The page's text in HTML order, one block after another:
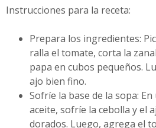
Instrucciones para la receta:
Prepara los ingredientes:
ralla el tomate, corta la
papa en cubos pequeños.
ajo bien fino.
Sofríe la base de la sopa:
aceite, sofríe la cebolla y el
dorados. Luego, agrega el